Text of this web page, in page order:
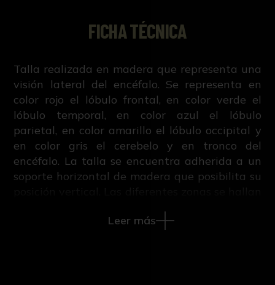
FICHA TÉCNICA
Talla realizada en madera que representa una
visión lateral del encéfalo. Se representa en
color rojo el lóbulo frontal, en color verde el
lóbulo temporal, en color azul el lóbulo
parietal, en color amarillo el lóbulo occipital y
en color gris el cerebelo y en tronco del
encéfalo. La talla se encuentra adherida a un
soporte horizontal de madera que posibilita su
verde, azul, amarillo y gris).
Leer más